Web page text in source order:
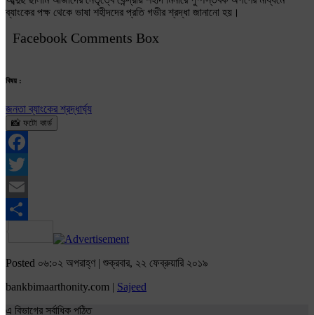
ব্যাংকের পক্ষ থেকে ভাষা শহীদদের প্রতি গভীর শ্রদ্ধা জানানো হয়।
Facebook Comments Box
বিষয় :
জনতা ব্যাংকের শ্রদ্ধার্ঘ্য
📸 ফটো কার্ড
Facebook
Twitter
Email
Share
Posted ০৬:০২ অপরাহ্ণ | শুক্রবার, ২২ ফেব্রুয়ারি ২০১৯
bankbimaarthonity.com | Sajeed
এ বিভাগের সর্বাধিক পঠিত